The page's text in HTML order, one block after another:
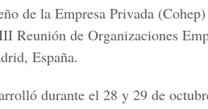
de la Empresa Privada
Reunión de Organizaciones
España.
durante el 28 y 29 de